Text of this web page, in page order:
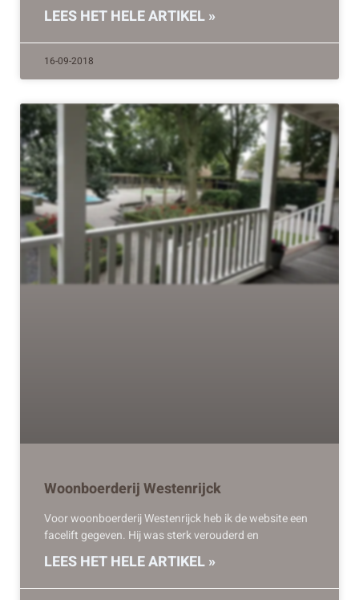
LEES HET HELE ARTIKEL »
16-09-2018
Woonboerderij Westenrijck
Voor woonboerderij Westenrijck heb ik de website een
facelift gegeven. Hij was sterk verouderd en
LEES HET HELE ARTIKEL »